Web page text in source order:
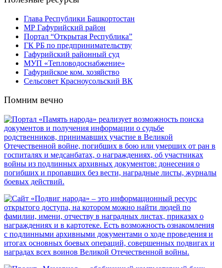
Глава Республики Башкортостан
МР Гафурийский район
Портал “Открытая Республика”
ГК РБ по предпринимательству
Гафурийский районный суд
МУП «Тепловодоснабжение»
Гафурийское ком. хозяйство
Сельсовет Красноусольский ВК
Помним вечно